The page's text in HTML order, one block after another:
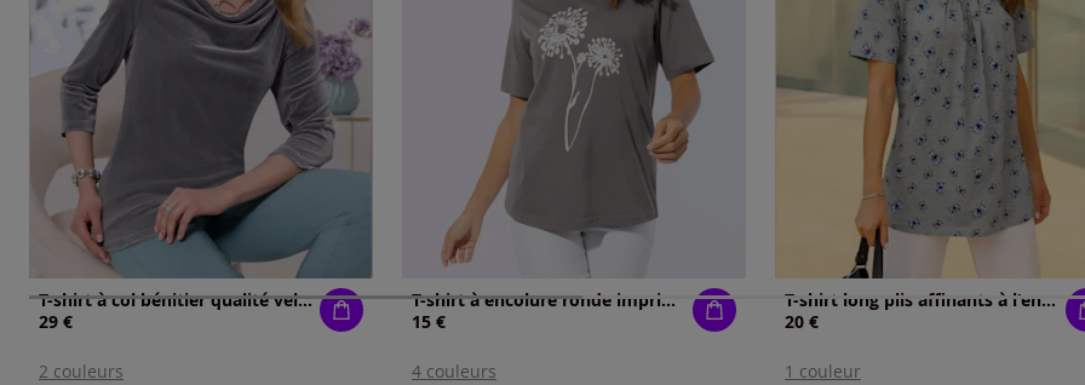
T-shirt à col bénitier qualité velours douce
29 €
2 couleurs
T-shirt à encolure ronde imprimé floral
15 €
4 couleurs
T-shirt long plis affinants à l'encolure
20 €
1 couleur